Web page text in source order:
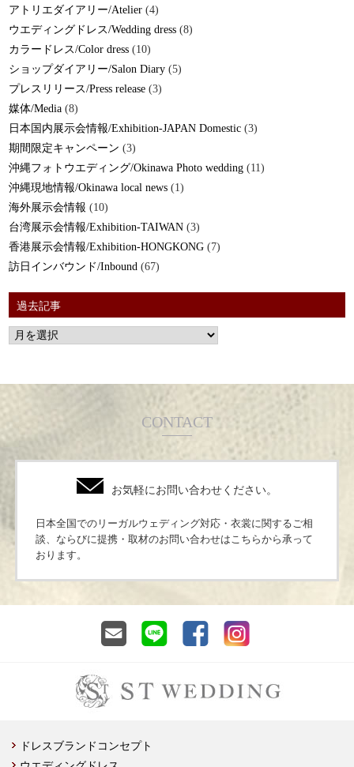
アトリエダイアリー/Atelier (4)
ウエディングドレス/Wedding dress (8)
カラードレス/Color dress (10)
ショップダイアリー/Salon Diary (5)
プレスリリース/Press release (3)
媒体/Media (8)
日本国内展示会情報/Exhibition-JAPAN Domestic (3)
期間限定キャンペーン (3)
沖縄フォトウエディング/Okinawa Photo wedding (11)
沖縄現地情報/Okinawa local news (1)
海外展示会情報 (10)
台湾展示会情報/Exhibition-TAIWAN (3)
香港展示会情報/Exhibition-HONGKONG (7)
訪日インバウンド/Inbound (67)
過去記事
CONTACT
お気軽にお問い合わせください。
日本全国でのリーガルウェディング対応・衣裳に関するご相
談、ならびに提携・取材のお問い合わせはこちらから承って
おります。
ドレスブランドコンセプト